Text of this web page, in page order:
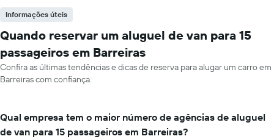
Informações úteis
Quando reservar um aluguel de van para 15
passageiros em Barreiras
Confira as últimas tendências e dicas de reserva para alugar um carro em
Barreiras com confiança.
Qual empresa tem o maior número de agências de aluguel
de van para 15 passageiros em Barreiras?